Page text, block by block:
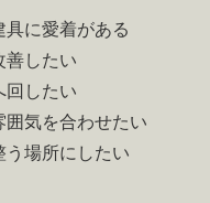
具に愛着がある
善したい
回したい
囲気を合わせたい
う場所にしたい